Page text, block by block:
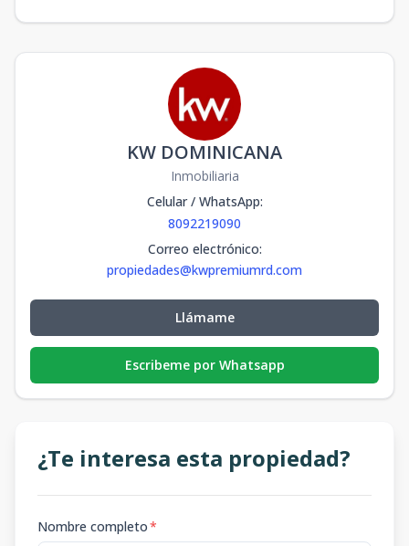
KW DOMINICANA
Inmobiliaria
Celular / WhatsApp:
8092219090
Correo electrónico:
propiedades@kwpremiumrd.com
Llámame
Escribeme por Whatsapp
¿Te interesa esta propiedad?
Nombre completo*